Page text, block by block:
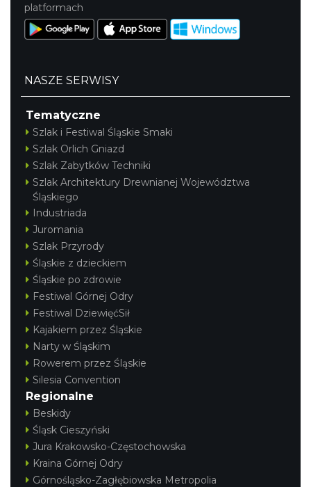
platformach
NASZE SERWISY
Tematyczne
Szlak i Festiwal Śląskie Smaki
Szlak Orlich Gniazd
Szlak Zabytków Techniki
Szlak Architektury Drewnianej Województwa
Śląskiego
Industriada
Juromania
Szlak Przyrody
Śląskie z dzieckiem
Śląskie po zdrowie
Festiwal Górnej Odry
Festiwal DziewięćSił
Kajakiem przez Śląskie
Narty w Śląskim
Rowerem przez Śląskie
Silesia Convention
Regionalne
Beskidy
Śląsk Cieszyński
Jura Krakowsko-Częstochowska
Kraina Górnej Odry
Górnośląsko-Zagłębiowska Metropolia